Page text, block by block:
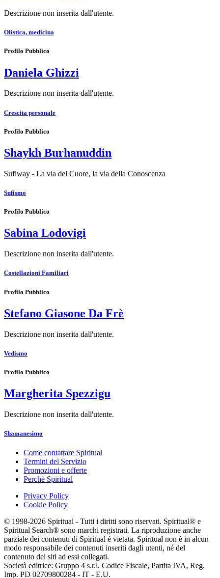
Descrizione non inserita dall'utente.
Olistica, medicina
Profilo Pubblico
Daniela Ghizzi
Descrizione non inserita dall'utente.
Crescita personale
Profilo Pubblico
Shaykh Burhanuddin
Sufiway - La via del Cuore, la via della Conoscenza
Sufismo
Profilo Pubblico
Sabina Lodovigi
Descrizione non inserita dall'utente.
Costellazioni Familiari
Profilo Pubblico
Stefano Giasone Da Frè
Descrizione non inserita dall'utente.
Vedismo
Profilo Pubblico
Margherita Spezzigu
Descrizione non inserita dall'utente.
Shamanesimo
Come contattare Spiritual
Termini del Servizio
Promozioni e offerte
Perchè Spiritual
Privacy Policy
Cookie Policy
© 1998-2026 Spiritual - Tutti i diritti sono riservati. Spiritual® e
Spiritual Search® sono marchi registrati. La riproduzione anche
parziale dei contenuti di Spiritual è vietata. Spiritual non è in alcun
modo responsabile dei contenuti inseriti dagli utenti, né del
contenuto dei siti ad essi collegati.
Società editrice: Gruppo 4 s.r.l. Codice Fiscale, Partita IVA, Reg.
Imp. PD 02709800284 - IT - E.U.